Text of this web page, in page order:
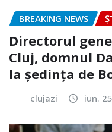
BREAKING NEWS
Directorul
Cluj, domnul
la ședința de
clujazi iun.